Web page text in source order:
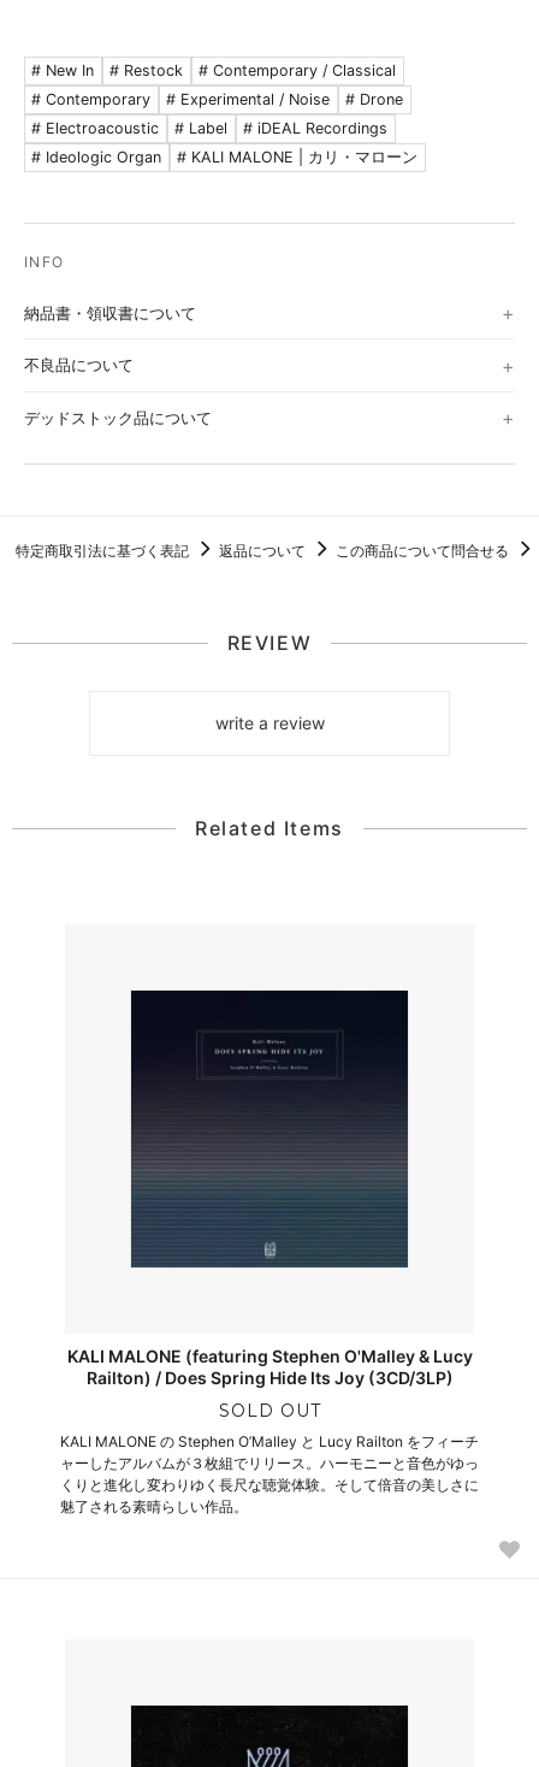
# New In # Restock
# Contemporary / Classical
# Contemporary
# Experimental / Noise
# Drone
# Electroacoustic
# Label
# iDEAL Recordings
# Ideologic Organ
# KALI MALONE | カリ・マローン
納品書・領収書について
不良品について
デッドストック品について
特定商取引法に基づく表記 返品について この商品について問合せる
REVIEW
write a review
Related Items
KALI MALONE (featuring Stephen O'Malley & Lucy
Railton) / Does Spring Hide Its Joy (3CD/3LP)
SOLD OUT
KALI MALONE の Stephen O’Malley と Lucy Railton をフィーチ
ャーしたアルバムが３枚組でリリース。ハーモニーと音色がゆっ
くりと進化し変わりゆく長尺な聴覚体験。そして倍音の美しさに
魅了される素晴らしい作品。